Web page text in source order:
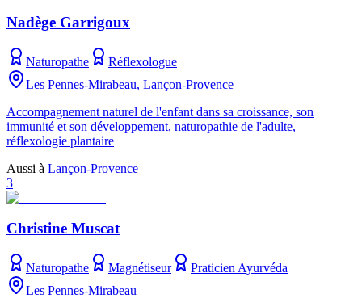
Nadège Garrigoux
Naturopathe
Réflexologue
Les Pennes-Mirabeau, Lançon-Provence
Accompagnement naturel de l'enfant dans sa croissance, son
immunité et son développement, naturopathie de l'adulte,
réflexologie plantaire
Aussi à Lançon-Provence
3
Christine Muscat
Naturopathe Magnétiseur
Praticien Ayurvéda
Les Pennes-Mirabeau